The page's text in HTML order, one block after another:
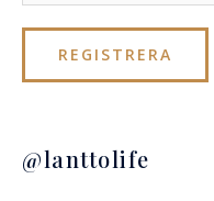
@lanttolife